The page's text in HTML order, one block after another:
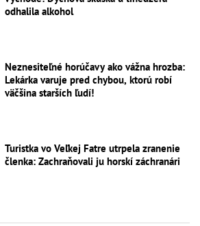
odhalila alkohol
Neznesiteľné horúčavy ako vážna hrozba:
Lekárka varuje pred chybou, ktorú robí
väčšina starších ľudí!
Turistka vo Veľkej Fatre utrpela zranenie
členka: Zachraňovali ju horskí záchranári